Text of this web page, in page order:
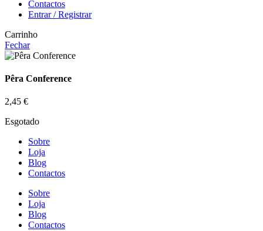
Contactos
Entrar / Registrar
Carrinho
Fechar
Pêra Conference
2,45 €
Esgotado
Sobre
Loja
Blog
Contactos
Sobre
Loja
Blog
Contactos